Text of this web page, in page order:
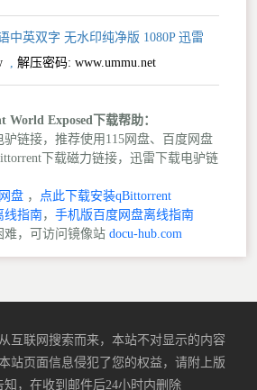
中英双字 无水印纯净版 1080P 迅雷
, 解压密码: www.ummu.net
World Exposed下载帮助：
链接，推荐使用115网盘、百度网盘
下载磁力链接，迅雷下载电驴链
盘 ， 点此下载安装qBittorrent
线指南， 手机版百度网盘离线指南
难，可访问镜像站 docu-hub.com
互联网搜索而来，本站不对显示的内容
站页面信息侵犯了您的权益，请附上版
知，在收到邮件后24小时内删除